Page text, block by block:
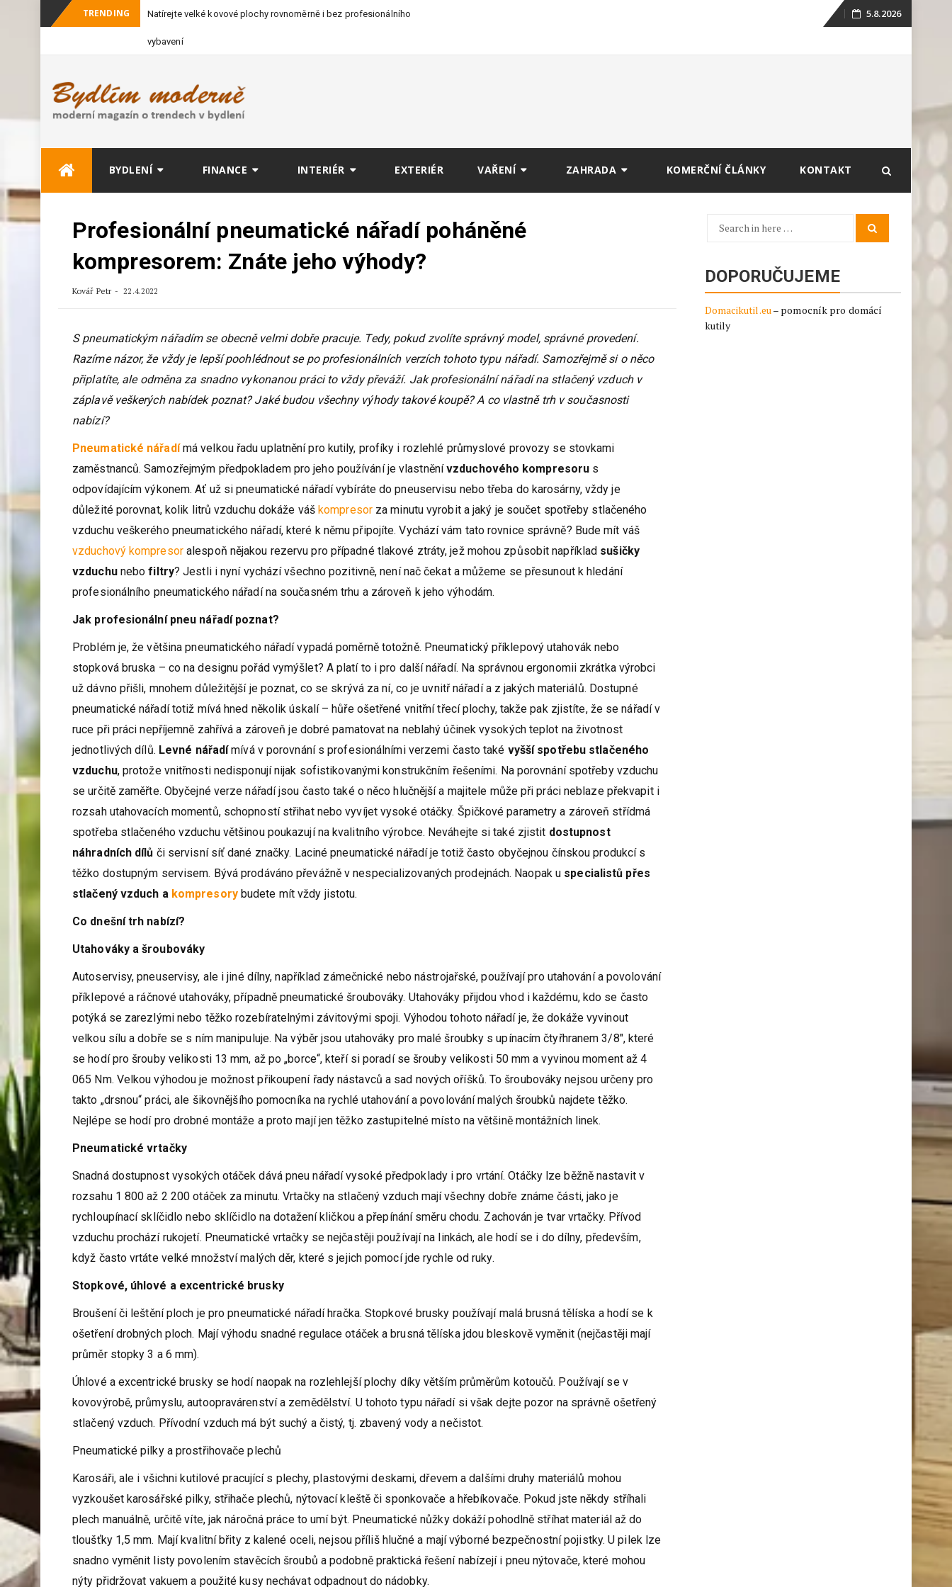
TRENDING Natírejte velké kovové plochy rovnoměrně i bez profesionálního
vybavení
Skip
5.8.2026
BYDLENÍ FINANCE INTERIÉR EXTERIÉR VAŘENÍ ZAHRADA KOMERČNÍ ČLÁNKY KONTAKT
Profesionální pneumatické nářadí poháněné
kompresorem: Znáte jeho výhody?
Kovář Petr 22.4.2022
S pneumatickým nářadím se obecně velmi dobře pracuje. Tedy, pokud zvolíte správný model, správné provedení.
Razíme názor, že vždy je lepší poohlédnout se po profesionálních verzích tohoto typu nářadí. Samozřejmě si o něco
připlatíte, ale odměna za snadno vykonanou práci to vždy převáží. Jak profesionální nářadí na stlačený vzduch v
záplavě veškerých nabídek poznat? Jaké budou všechny výhody takové koupě? A co vlastně trh v současnosti
nabízí?
Pneumatické nářadímá velkou řadu uplatnění pro kutily, profíky i rozlehlé průmyslové provozy se stovkami
zaměstnanců. Samozřejmým předpokladem pro jeho používání je vlastněnívzduchového kompresoru s
odpovídajícím výkonem. Ať už si pneumatické nářadí vybíráte do pneuservisu nebo třeba do karosárny, vždy je
důležité porovnat, kolik litrů vzduchu dokáže váš kompresorza minutu vyrobit a jaký je součet spotřeby stlačeného
vzduchu veškerého pneumatického nářadí, které k němu připojíte. Vychází vám tato rovnice správně? Bude mít váš
vzduchový kompresoralespoň nějakou rezervu pro případné tlakové ztráty, jež mohou způsobit například sušičky
vzduchunebofiltry? Jestli i nyní vychází všechno pozitivně, není nač čekat a můžeme se přesunout k hledání
profesionálního pneumatického nářadí na současném trhu a zároveň k jeho výhodám.
Jak profesionální pneu nářadí poznat?
Problém je, že většina pneumatického nářadí vypadá poměrně totožně. Pneumatický příklepový utahovák nebo
stopková bruska – co na designu pořád vymýšlet? A platí to i pro další nářadí. Na správnou ergonomii zkrátka výrobci
už dávno přišli, mnohem důležitější je poznat, co se skrývá za ní, co je uvnitř nářadí a z jakých materiálů. Dostupné
pneumatické nářadí totiž mívá hned několik úskalí – hůře ošetřené vnitřní třecí plochy, takže pak zjistíte, že se nářadí v
ruce při práci nepříjemně zahřívá a zároveň je dobré pamatovat na neblahý účinek vysokých teplot na životnost
jednotlivých dílů. Levné nářadímívá v porovnání s profesionálními verzemi často také vyšší spotřebu stlačeného
vzduchu, protože vnitřnosti nedisponují nijak sofistikovanými konstrukčním řešeními. Na porovnání spotřeby vzduchu
se určitě zaměřte. Obyčejné verze nářadí jsou často také o něco hlučnější a majitele může při práci neblaze překvapit i
rozsah utahovacích momentů, schopností střihat nebo vyvíjet vysoké otáčky. Špičkové parametry a zároveň střídmá
spotřeba stlačeného vzduchu většinou poukazují na kvalitního výrobce. Neváhejte si také zjistit dostupnost
náhradních dílů či servisní síť dané značky. Laciné pneumatické nářadí je totiž často obyčejnou čínskou produkcí s
těžko dostupným servisem. Bývá prodáváno převážně v nespecializovaných prodejnách. Naopak u specialistů přes
stlačený vzduch a kompresorybudete mít vždy jistotu.
Co dnešní trh nabízí?
Utahováky a šroubováky
Autoservisy, pneuservisy, ale i jiné dílny, například zámečnické nebo nástrojařské, používají pro utahování a povolování
příklepové a ráčnové utahováky, případně pneumatické šroubováky. Utahováky přijdou vhod i každému, kdo se často
potýká se zarezlými nebo těžko rozebíratelnými závitovými spoji. Výhodou tohoto nářadí je, že dokáže vyvinout
velkou sílu a dobře se s ním manipuluje. Na výběr jsou utahováky pro malé šroubky s upínacím čtyřhranem 3/8″, které
se hodí pro šrouby velikosti 13 mm, až po „borce“, kteří si poradí se šrouby velikosti 50 mm a vyvinou moment až 4
065 Nm. Velkou výhodou je možnost přikoupení řady nástavců a sad nových oříšků. To šroubováky nejsou určeny pro
takto „drsnou“ práci, ale šikovnějšího pomocníka na rychlé utahování a povolování malých šroubků najdete těžko.
Nejlépe se hodí pro drobné montáže a proto mají jen těžko zastupitelné místo na většině montážních linek.
Pneumatické vrtačky
Snadná dostupnost vysokých otáček dává pneu nářadí vysoké předpoklady i pro vrtání. Otáčky lze běžně nastavit v
rozsahu 1 800 až 2 200 otáček za minutu. Vrtačky na stlačený vzduch mají všechny dobře známe části, jako je
rychloupínací sklíčidlo nebo sklíčidlo na dotažení kličkou a přepínání směru chodu. Zachován je tvar vrtačky. Přívod
vzduchu prochází rukojetí. Pneumatické vrtačky se nejčastěji používají na linkách, ale hodí se i do dílny, především,
když často vrtáte velké množství malých děr, které s jejich pomocí jde rychle od ruky.
Stopkové, úhlové a excentrické brusky
Broušení či leštění ploch je pro pneumatické nářadí hračka. Stopkové brusky používají malá brusná tělíska a hodí se k
ošetření drobných ploch. Mají výhodu snadné regulace otáček a brusná tělíska jdou bleskově vyměnit (nejčastěji mají
průměr stopky 3 a 6 mm).
Úhlové a excentrické brusky se hodí naopak na rozlehlejší plochy díky větším průměrům kotoučů. Používají se v
kovovýrobě, průmyslu, autoopravárenství a zemědělství. U tohoto typu nářadí si však dejte pozor na správně ošetřený
stlačený vzduch. Přívodní vzduch má být suchý a čistý, tj. zbavený vody a nečistot.
Pneumatické pilky a prostřihovače plechů
Karosáři, ale i všichni kutilové pracující s plechy, plastovými deskami, dřevem a dalšími druhy materiálů mohou
vyzkoušet karosářské pilky, střihače plechů, nýtovací kleště či sponkovače a hřebíkovače. Pokud jste někdy stříhali
plech manuálně, určitě víte, jak náročná práce to umí být. Pneumatické nůžky dokáží pohodlně stříhat materiál až do
tloušťky 1,5 mm. Mají kvalitní břity z kalené oceli, nejsou příliš hlučné a mají výborné bezpečnostní pojistky. U pilek lze
snadno vyměnit listy povolením stavěcích šroubů a podobně praktická řešení nabízejí i pneu nýtovače, které mohou
nýty přidržovat vakuem a použité kusy nechávat odpadnout do nádobky.
Search
DOPORUČUJEME
Domacikutil.eu– pomocník pro domácí
kutily